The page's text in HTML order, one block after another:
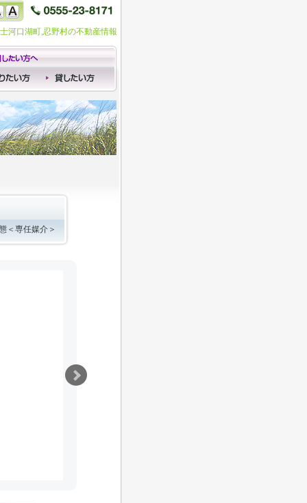
河口湖町,忍野村の不動産情報
＜専任媒介＞